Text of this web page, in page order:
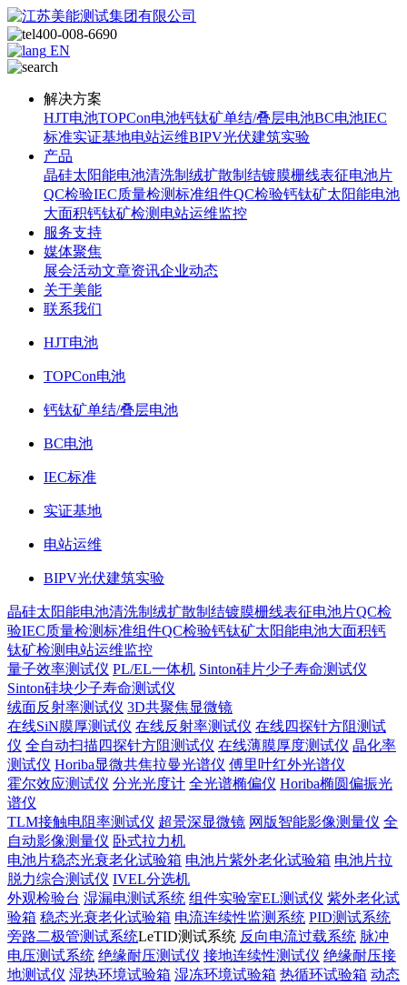
400-008-6690
EN
解决方案
HJT电池TOPCon电池钙钛矿单结/叠层电池BC电池IEC
标准实证基地电站运维BIPV光伏建筑实验
产品
晶硅太阳能电池清洗制绒扩散制结镀膜栅线表征电池片
QC检验IEC质量检测标准组件QC检验钙钛矿太阳能电池
大面积钙钛矿检测 电站运维监控
服务支持
媒体聚焦
展会活动文章资讯企业动态
关于美能
联系我们
HJT电池
TOPCon电池
钙钛矿单结/叠层电池
BC电池
IEC标准
实证基地
电站运维
BIPV光伏建筑实验
晶硅太阳能电池清洗制绒扩散制结镀膜栅线表征电池片QC检
验IEC质量检测标准组件QC检验钙钛矿太阳能电池大面积钙
钛矿检测 电站运维监控
量子效率测试仪 PL/EL一体机 Sinton硅片少子寿命测试仪
Sinton硅块少子寿命测试仪
绒面反射率测试仪 3D共聚焦显微镜
在线SiN膜厚测试仪 在线反射率测试仪 在线四探针方阻测试
仪 全自动扫描四探针方阻测试仪 在线薄膜厚度测试仪 晶化率
测试仪 Horiba显微共焦拉曼光谱仪 傅里叶红外光谱仪
霍尔效应测试仪 分光光度计 全光谱椭偏仪 Horiba椭圆偏振光
谱仪
TLM接触电阻率测试仪 超景深显微镜 网版智能影像测量仪 全
自动影像测量仪 卧式拉力机
电池片稳态光衰老化试验箱 电池片紫外老化试验箱 电池片拉
脱力综合测试仪 IVEL分选机
外观检验台 湿漏电测试系统 组件实验室EL测试仪 紫外老化试
验箱 稳态光衰老化试验箱 电流连续性监测系统 PID测试系统
旁路二极管测试系统LeTID测试系统 反向电流过载系统 脉冲
电压测试系统 绝缘耐压测试仪 接地连续性测试仪 绝缘耐压接
地测试仪 湿热环境试验箱 湿冻环境试验箱 热循环试验箱 动态